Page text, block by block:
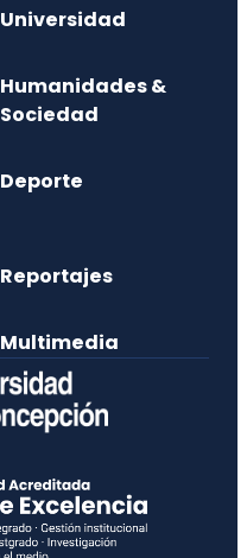
Universidad
Humanidades &
Sociedad
Deporte
Reportajes
Multimedia